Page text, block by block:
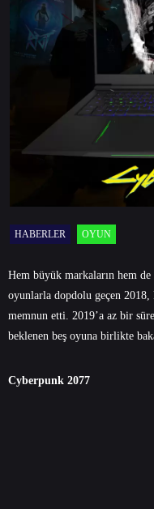
HABERLER OYUN
Hem büyük markaların hem de
oyunlarla dopdolu geçen 2018,
memnun etti. 2019’a az bir
beklenen beş oyuna birlikte
Cyberpunk 2077